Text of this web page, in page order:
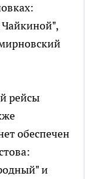
рейсы
обеспечен
и